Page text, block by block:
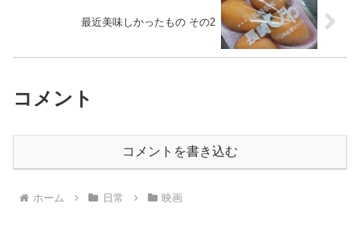
最近美味しかったもの その2
コメント
コメントを書き込む
ホーム 日常 映画